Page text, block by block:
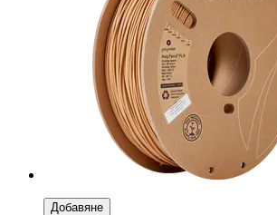
Добавяне